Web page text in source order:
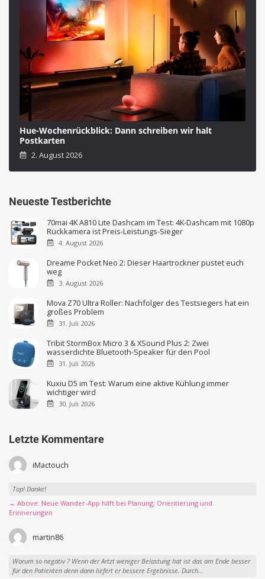
Hue-Wochenrückblick: Dann schreiben wir halt
Postkarten
2. August 2026
Neueste Testberichte
70mai 4K A810 Lite Dashcam im Test: 4K-Dashcam mit 1080p
Rückkamera ist Preis-Leistungs-Sieger
4. August 2026
Dreame Pocket Neo 2: Dieser Haartrockner pustet euch
weg
3. August 2026
Mova Z70 Ultra Roller: Nachfolger des Testsiegers hat ein
großes Problem
31. Juli 2026
Tribit StormBox Micro 3 & XSound Plus 2: Zwei
wasserdichte Bluetooth-Speaker für den Pool
31. Juli 2026
Kuxiu D5 im Test: Warum eine aktive Kühlung immer
wichtiger wird
30. Juli 2026
Letzte Kommentare
iMactouch
Top! Danke!
→ Above: Neue Wander-App hilft bei Planung, Orientierung und
Erinnerungen
martin86
Warum so negativ ? Wenn der Artzt weniger Belastung hat ist das am Ende besser
für den Patienten denn dann liefert er bessere Ergebnisse. Durch...